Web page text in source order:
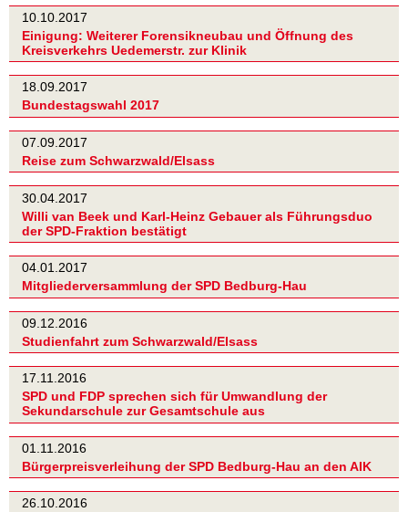
10.10.2017
Einigung: Weiterer Forensikneubau und Öffnung des
Kreisverkehrs Uedemerstr. zur Klinik
18.09.2017
Bundestagswahl 2017
07.09.2017
Reise zum Schwarzwald/Elsass
30.04.2017
Willi van Beek und Karl-Heinz Gebauer als Führungsduo
der SPD-Fraktion bestätigt
04.01.2017
Mitgliederversammlung der SPD Bedburg-Hau
09.12.2016
Studienfahrt zum Schwarzwald/Elsass
17.11.2016
SPD und FDP sprechen sich für Umwandlung der
Sekundarschule zur Gesamtschule aus
01.11.2016
Bürgerpreisverleihung der SPD Bedburg-Hau an den AIK
26.10.2016